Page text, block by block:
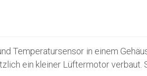
Temperatursensor in einem
ein kleiner Lüftermotor